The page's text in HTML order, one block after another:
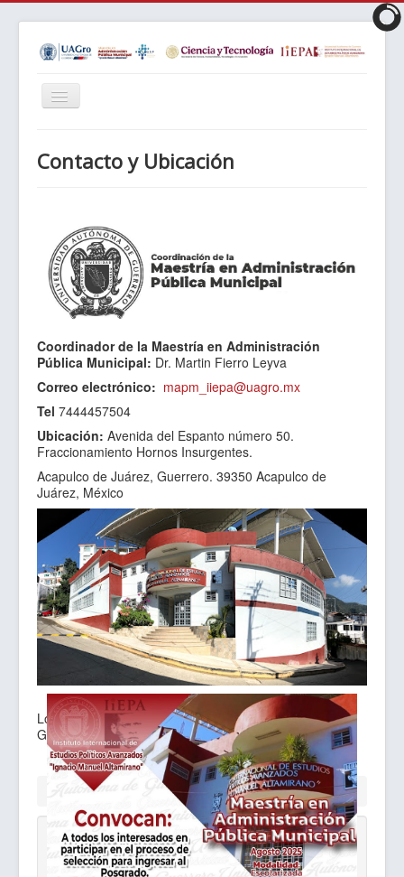
Cambiar
navegación
Objetivos
Requisitos
Plan de Estudios
LIES
Matrícula
Núcleo Académico
Reglamentos
Sitios de Interes
Contacto
Contacto y Ubicación
Coordinador de la Maestría en Administración
Pública Municipal: Dr. Martin Fierro Leyva
Correo electrónico: mapm_iiepa@uagro.mx
Tel 7444457504
Ubicación: Avenida del Espanto número 50.
Fraccionamiento Hornos Insurgentes.
Acapulco de Juárez, Guerrero. 39350 Acapulco de
Juárez, México
Localiza las instalaciones a través de maps de
Google:https://goo.gl/maps/XwgBvmkj4ZFgb8W97
Está aquí: Contacto
Convocatoria MAPM